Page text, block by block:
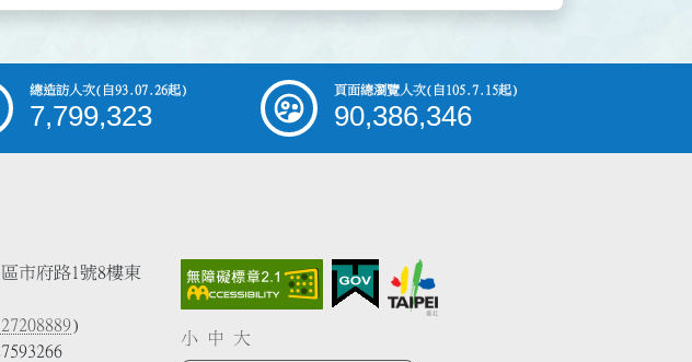
總造訪人次(自93.07.26起)
7,799,323
頁面總瀏覽人次(自105.7.15起)
90,386,346
市府路1號8樓東
)
小 中 大